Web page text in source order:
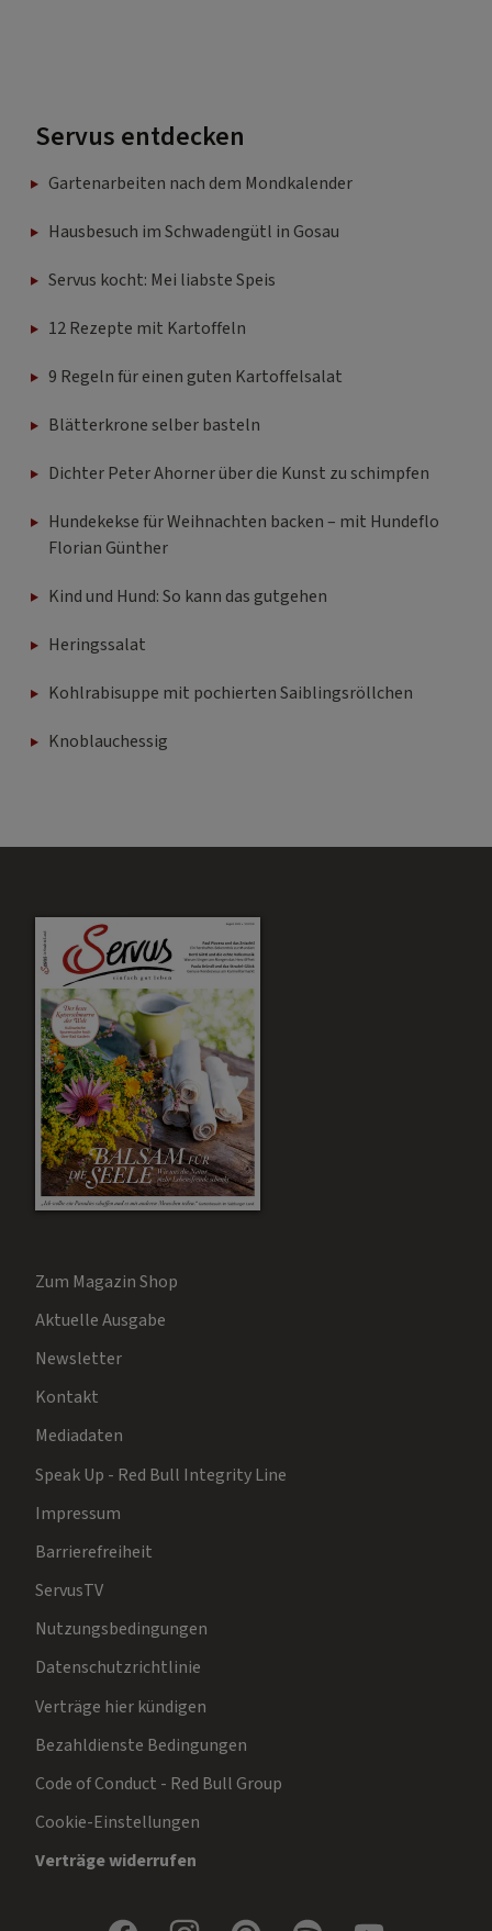
Servus entdecken
Gartenarbeiten nach dem Mondkalender
Hausbesuch im Schwadengütl in Gosau
Servus kocht: Mei liabste Speis
12 Rezepte mit Kartoffeln
9 Regeln für einen guten Kartoffelsalat
Blätterkrone selber basteln
Dichter Peter Ahorner über die Kunst zu schimpfen
Hundekekse für Weihnachten backen – mit Hundeflo
Florian Günther
Kind und Hund: So kann das gutgehen
Heringssalat
Kohlrabisuppe mit pochierten Saiblingsröllchen
Knoblauchessig
Zum Magazin Shop
Aktuelle Ausgabe
Newsletter
Kontakt
Mediadaten
Speak Up - Red Bull Integrity Line
Impressum
Barrierefreiheit
ServusTV
Nutzungsbedingungen
Datenschutzrichtlinie
Verträge hier kündigen
Bezahldienste Bedingungen
Code of Conduct - Red Bull Group
Cookie-Einstellungen
Verträge widerrufen